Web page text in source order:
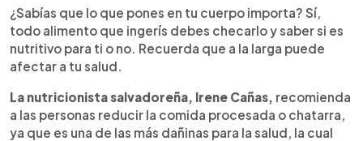
Escuchar artículo
¿Sabías que lo que pones en tu cuerpo importa? Sí,
todo alimento que ingerís debes checarlo y saber si es
nutritivo para ti o no. Recuerda que a la larga puede
afectar a tu salud.
La nutricionista salvadoreña, Irene Cañas, recomienda
a las personas reducir la comida procesada o chatarra,
ya que es una de las más dañinas para la salud, la cual